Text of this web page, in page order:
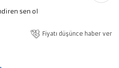
sen ol
Fiyatı düşünce haber ver